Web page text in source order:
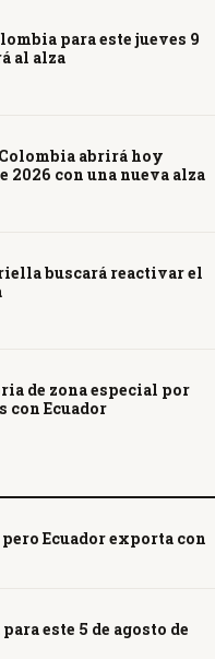
para este jueves 9
al alza
abrirá hoy
2026 con una nueva alza
buscará reactivar el
de zona especial por
con Ecuador
Ecuador exporta con
este 5 de agosto de